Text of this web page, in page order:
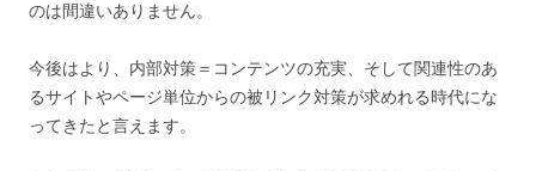
のは間違いありません。
今後はより、内部対策＝コンテンツの充実、そして関連性のあ
るサイトやページ単位からの被リンク対策が求めれる時代にな
ってきたと言えます。